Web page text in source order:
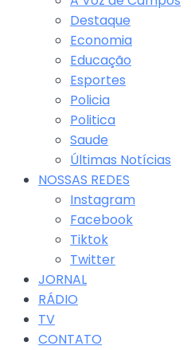
Destaque
Economia
Educação
Esportes
Policia
Politica
Saude
Últimas Notícias
NOSSAS REDES
Instagram
Facebook
Tiktok
Twitter
JORNAL
RÁDIO
TV
CONTATO